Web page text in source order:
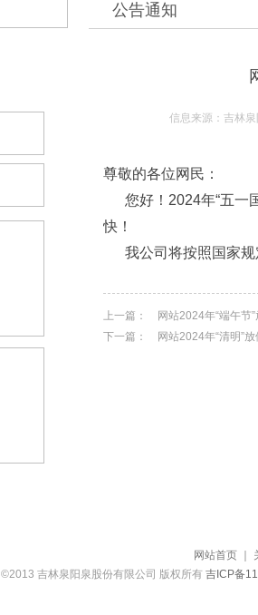
公告通知
信息来源：吉林
尊敬的各位网民：
您好！2024年“五一
快！
我公司将按照国家规
上一篇：
网站2024年“端午节
下一篇：
网站2024年“清明”
网站首页
©2013 吉林泉阳泉股份有限公司 版权所有吉ICP备